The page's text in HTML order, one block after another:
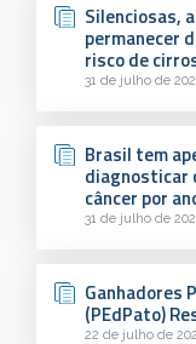
Silenciosas,
permanecer
risco de
31 de julho de
Brasil tem
diagnosticar
câncer por
31 de julho de
Ganhadores
(PEdPato)
22 de julho de